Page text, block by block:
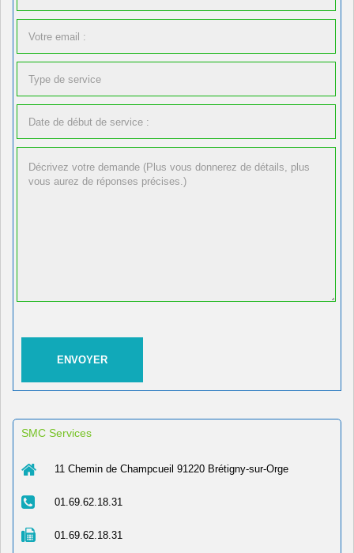
SMC Services
11 Chemin de Champcueil 91220 Brétigny-sur-Orge
01.69.62.18.31
01.69.62.18.31